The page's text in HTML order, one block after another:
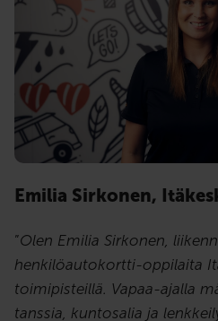
Emilia Sirkonen,
”Olen Emilia Sirkonen,
henkilöautokortti-oppilaita
toimipisteillä. Vapaa-ajalla
tanssia, kuntosalia ja